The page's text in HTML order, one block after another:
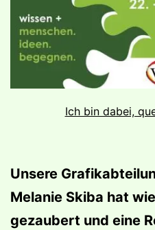
Ich bin dabei,
Unsere
Melanie Skiba hat
gezaubert und eine